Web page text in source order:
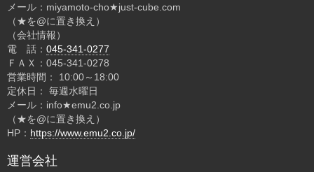
メール：miyamoto-cho★just-cube.com
（★を@に置き換え）
（会社情報）
電 話： 045-341-0277
ＦＡＸ：045-341-0278
営業時間： 10:00～18:00
定休日： 毎週水曜日
メール：info★emu2.co.jp
（★を@に置き換え）
HP： https://www.emu2.co.jp/
運営会社